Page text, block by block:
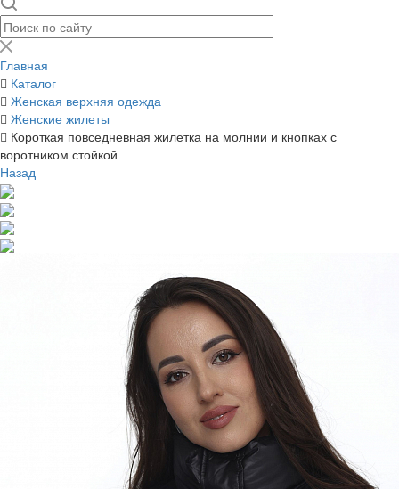
Главная
Каталог
Женская верхняя одежда
Женские жилеты
Короткая повседневная жилетка на молнии и кнопках с
воротником стойкой
Назад